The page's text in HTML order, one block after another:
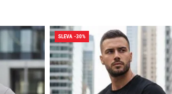
SLEVA -30%